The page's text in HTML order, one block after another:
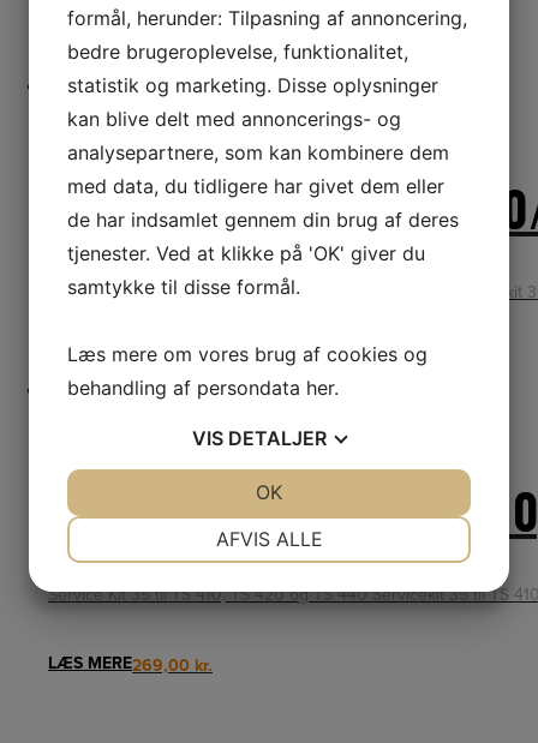
219,00kr.
LÆS MERE
Netpris
SERVICEKIT 39 – BR
Service Kit 39 til BR 500, BR 550, BR 600 og BR 700 Servicekit
269,00 kr.
LÆS MERE
Netpris
SERVICEKIT 35 TIL TS
Service Kit 35 til TS 410, TS 420 og TS 440 Servicekit 35 til TS
269,00 kr.
LÆS MERE
formål, herunder: Tilpasning af annoncering,
bedre brugeroplevelse, funktionalitet,
statistik og marketing. Disse oplysninger
kan blive delt med annoncerings- og
analysepartnere, som kan kombinere dem
med data, du tidligere har givet dem eller
de har indsamlet gennem din brug af deres
tjenester. Ved at klikke på 'OK' giver du
samtykke til disse formål.
Læs mere om vores brug af cookies og
behandling af persondata her.
VIS DETALJER
AFVIS ALLE
OK